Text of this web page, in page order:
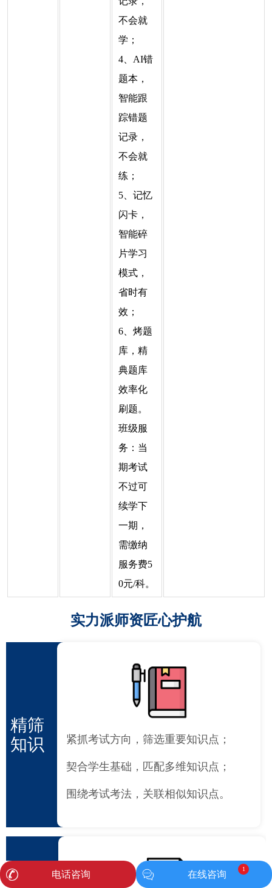
不会就
学；
4、AI错
题本，
智能跟
踪错题
记录，
不会就
练；
5、记忆
闪卡，
智能碎
片学习
模式，
省时有
效；
6、烤题
库，精
典题库
效率化
刷题。
班级服
务：当
期考试
不过可
续学下
一期，
需缴纳
服务费5
0元/科。
实力派师资匠心护航
精筛
知识
紧抓考试方向，筛选重要知识点；
契合学生基础，匹配多维知识点；
围绕考试考法，关联相似知识点。
电话咨询 在线咨询
1